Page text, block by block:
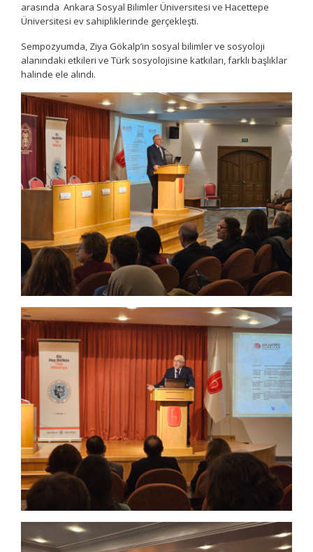
arasında Ankara Sosyal Bilimler Üniversitesi ve Hacettepe
Üniversitesi ev sahipliklerinde gerçekleşti.
Sempozyumda, Ziya Gökalp’in sosyal bilimler ve sosyoloji
alanındaki etkileri ve Türk sosyolojisine katkıları, farklı başlıklar
halinde ele alındı.